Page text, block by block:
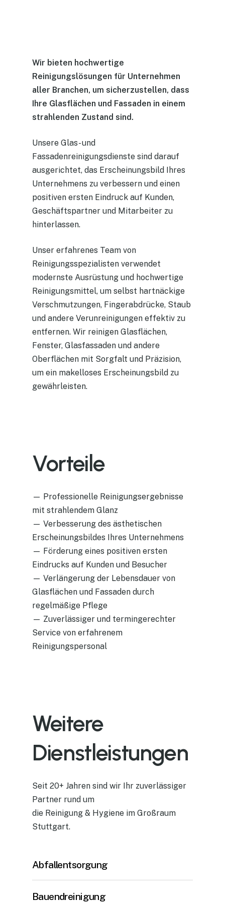
Wir bieten hochwertige
Reinigungslösungen für Unternehmen
aller Branchen, um sicherzustellen, dass
Ihre Glasflächen und Fassaden in einem
strahlenden Zustand sind.
Unsere Glas- und
Fassadenreinigungsdienste sind darauf
ausgerichtet, das Erscheinungsbild Ihres
Unternehmens zu verbessern und einen
positiven ersten Eindruck auf Kunden,
Geschäftspartner und Mitarbeiter zu
hinterlassen.
Unser erfahrenes Team von
Reinigungsspezialisten verwendet
modernste Ausrüstung und hochwertige
Reinigungsmittel, um selbst hartnäckige
Verschmutzungen, Fingerabdrücke, Staub
und andere Verunreinigungen effektiv zu
entfernen. Wir reinigen Glasflächen,
Fenster, Glasfassaden und andere
Oberflächen mit Sorgfalt und Präzision,
um ein makelloses Erscheinungsbild zu
gewährleisten.
Vorteile
— Professionelle Reinigungsergebnisse
mit strahlendem Glanz
— Verbesserung des ästhetischen
Erscheinungsbildes Ihres Unternehmens
— Förderung eines positiven ersten
Eindrucks auf Kunden und Besucher
— Verlängerung der Lebensdauer von
Glasflächen und Fassaden durch
regelmäßige Pflege
— Zuverlässiger und termingerechter
Service von erfahrenem
Reinigungspersonal
Weitere
Dienstleistungen
Seit 20+ Jahren sind wir Ihr zuverlässiger
Partner rund um
die Reinigung & Hygiene im Großraum
Stuttgart.
Abfallentsorgung
Bauendreinigung